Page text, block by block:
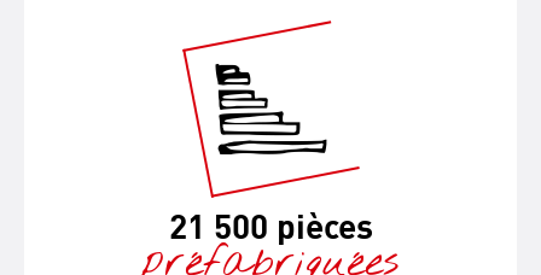
21 500 pièces
préfabriquées